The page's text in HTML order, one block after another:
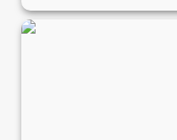
Ταξίδι στο Λονδίνο → 4